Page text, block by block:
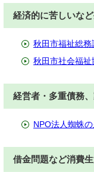
経済的に苦しいな
秋田市福祉総務
秋田市社会福祉
経営者・多重債務
NPO法人蜘蛛
借金問題など消費